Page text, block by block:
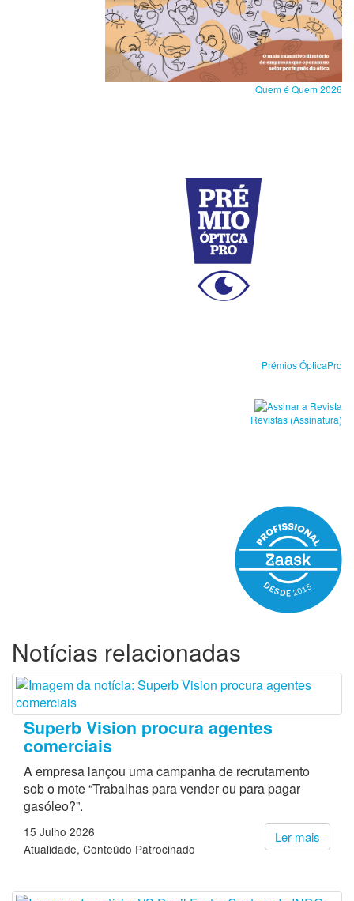
Quem é Quem 2026
Prémios ÓpticaPro
Revistas (Assinatura)
Notícias relacionadas
Superb Vision procura agentes
comerciais
A empresa lançou uma campanha de recrutamento
sob o mote “Trabalhas para vender ou para pagar
gasóleo?”.
Ler mais
15 Julho 2026
Atualidade Conteúdo Patrocinado